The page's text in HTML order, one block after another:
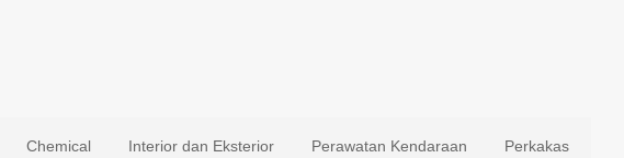
Chemical Interior dan Eksterior Perawatan Kendaraan Perkakas